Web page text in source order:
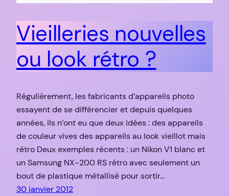
Vieilleries nouvelles
ou look rétro ?
Régulièrement, les fabricants d’appareils photo
essayent de se différencier et depuis quelques
années, ils n’ont eu que deux idées : des appareils
de couleur vives des appareils au look vieillot mais
rétro Deux exemples récents : un Nikon V1 blanc et
un Samsung NX-200 RS rétro avec seulement un
bout de plastique métallisé pour sortir…
30 janvier 2012